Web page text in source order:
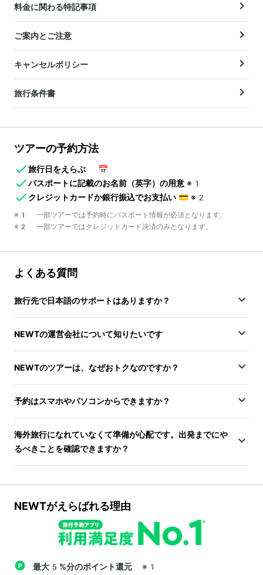
料金に関わる特記事項
ご案内とご注意
キャンセルポリシー
旅行条件書
ツアーの予約方法
旅行日をえらぶ
📅
パスポートに記載のお名前（英字）の用意 ※1
クレジットカードか銀行振込でお支払い 💳 ※2
※1 一部ツアーでは予約時にパスポート情報が必須となります。
※2 一部ツアーではクレジットカード決済のみとなります。
よくある質問
旅行先で日本語のサポートはありますか？
NEWTの運営会社について知りたいです
NEWTのツアーは、なぜおトクなのですか？
予約はスマホやパソコンからできますか？
海外旅行になれていなくて準備が心配です。出発までにや
るべきことを確認できますか？
NEWTがえらばれる理由
最大5%分のポイント還元 ※1